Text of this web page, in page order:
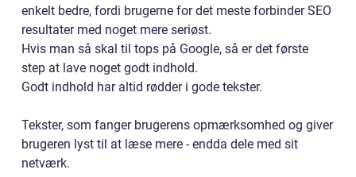
enkelt bedre, fordi brugerne for det meste forbinder SEO
resultater med noget mere seriøst.
Hvis man så skal til tops på Google, så er det første
step at lave noget godt indhold.
Godt indhold har altid rødder i gode tekster.
Tekster, som fanger brugerens opmærksomhed og giver
brugeren lyst til at læse mere - endda dele med sit
netværk.